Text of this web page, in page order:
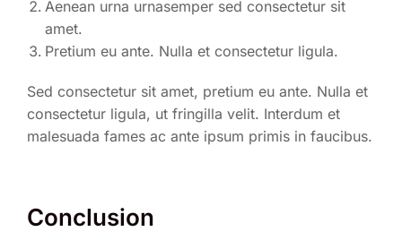
Aenean urna urnasemper sed consectetur sit
amet.
Pretium eu ante. Nulla et consectetur ligula.
Sed consectetur sit amet, pretium eu ante. Nulla et
consectetur ligula, ut fringilla velit. Interdum et
malesuada fames ac ante ipsum primis in faucibus.
Conclusion